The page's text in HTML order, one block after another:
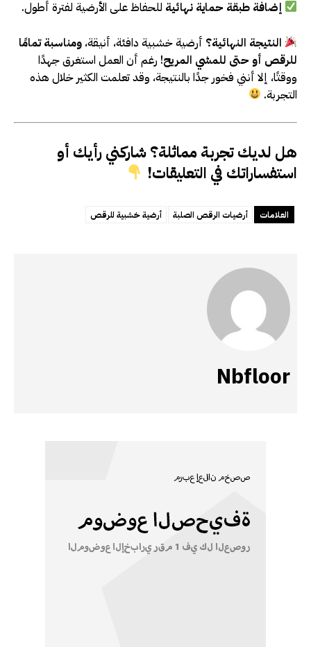
إضافة طبقة حماية نهائية للحفاظ على الأرضية لفترة أطول.
النتيجة النهائية؟ أرضية خشبية دافئة، أنيقة،ومناسبة تمامًا
للرقص أو حتى للمشي المريح! رغم أن العمل استغرق جهدًا
ووقتًا، إلا أنني فخور جدًا بالنتيجة، وقد تعلمت الكثير خلال هذه
التجربة.
هل لديك تجربة مماثلة؟ شاركني رأيك أو
استفساراتك في التعليقات!
العلامات أرضيات الرقص الصلبة أرضية خشبية للرقص
Nbfloor